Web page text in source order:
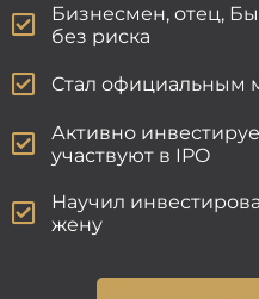
Бизнесмен, отец,
без риска
Стал официальным
Активно
участвуют в IPO
Научил
жену